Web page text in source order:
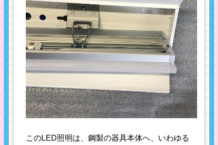
このLED照明は、鋼製の器具本体へ、いわゆる